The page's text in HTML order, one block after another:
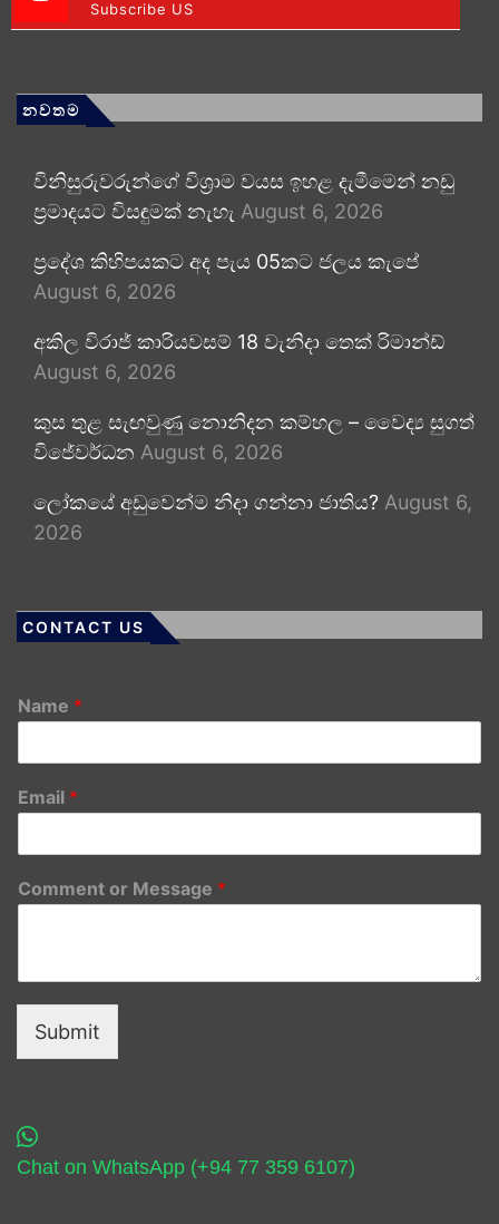
Subscribe US
නවතම
විනිසුරුවරුන්ගේ විශ්‍රාම වයස ඉහළ දැමීමෙන් නඩු
ප්‍රමාදයට විසඳුමක් නැහැ August 6, 2026
ප්‍රදේශ කිහිපයකට අද පැය 05කට ජලය කැපේ
August 6, 2026
අකිල විරාජ් කාරියවසම් 18 වැනිදා තෙක් රිමාන්ඩ්
August 6, 2026
කුස තුළ සැඟවුණු නොනිදන කම්හල – වෛද්‍ය සුගත්
විජේවර්ධන August 6, 2026
ලෝකයේ අඩුවෙන්ම නිදා ගන්නා ජාතිය? August 6,
2026
CONTACT US
Name *
Email *
Comment or Message *
Submit
Chat on WhatsApp (+94 77 359 6107)